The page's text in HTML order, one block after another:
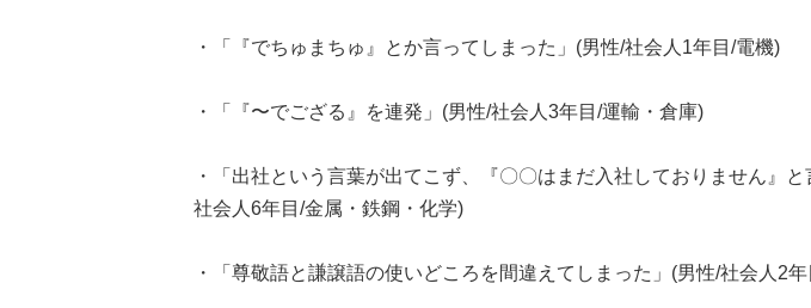
・「『でちゅまちゅ』とか言ってしまった」(男性/社会人1年目/電機)
・「『〜でござる』を連発」(男性/社会人3年目/運輸・倉庫)
・「出社という言葉が出てこず、『〇〇はまだ入社しておりません』
社会人6年目/金属・鉄鋼・化学)
・「尊敬語と謙譲語の使いどころを間違えてしまった」(男性/社会人2